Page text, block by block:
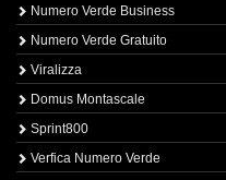
Numero Verde Business
Numero Verde Gratuito
Viralizza
Domus Montascale
Sprint800
Verfica Numero Verde